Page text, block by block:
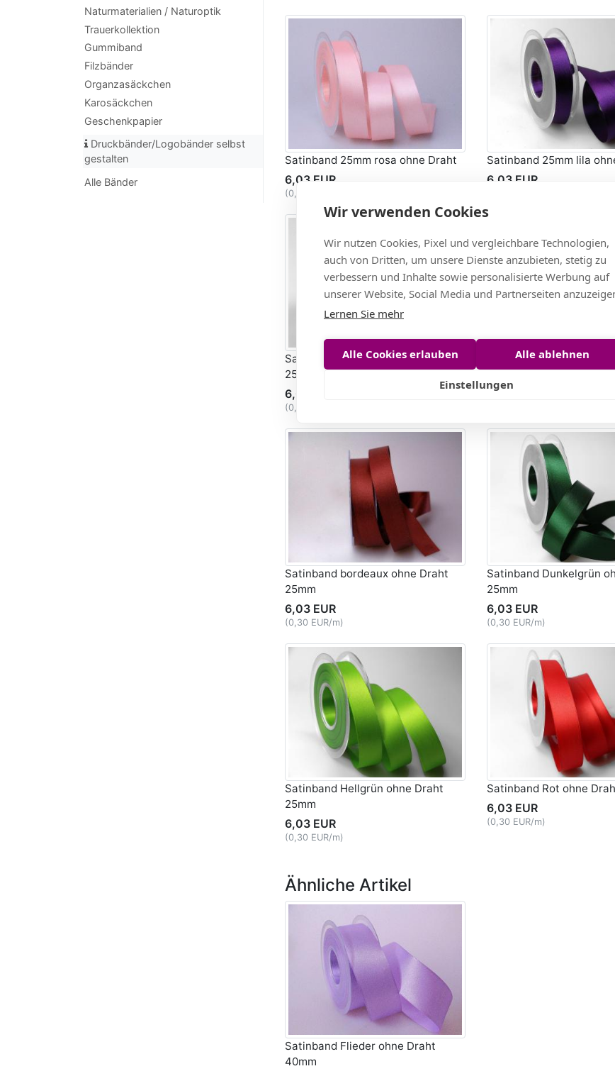
Naturmaterialien / Naturoptik
Trauerkollektion
Gummiband
Filzbänder
Organzasäckchen
Karosäckchen
Geschenkpapier
Druckbänder/Logobänder selbst
gestalten
Alle Bänder
Satinband 25mm rosa ohne Draht
6,03 EUR
(0,30 EUR/m)
Satinband 25mm lila
6,03 EUR
Satinband Schwarz ohne Draht
25mm
6,03 EUR
(0,30 EUR/m)
Satinband Blau ohne
(0,30 EUR/m)
Satinband bordeaux ohne Draht
25mm
6,03 EUR
(0,30 EUR/m)
Satinband Dunkelgrün
25mm
6,03 EUR
(0,30 EUR/m)
Satinband Hellgrün ohne Draht
25mm
6,03 EUR
(0,30 EUR/m)
Satinband Rot ohne
6,03 EUR
(0,30 EUR/m)
Ähnliche Artikel
Satinband Flieder ohne Draht
40mm
Wir verwenden Cookies
Wir nutzen Cookies, Pixel und vergleichbare Technologien,
auch von Dritten, um unsere Dienste anzubieten, stetig zu
verbessern und Inhalte sowie personalisierte Werbung auf
unserer Website, Social Media und Partnerseiten
Lernen Sie mehr
Alle Cookies erlauben Alle ablehnen
Einstellungen